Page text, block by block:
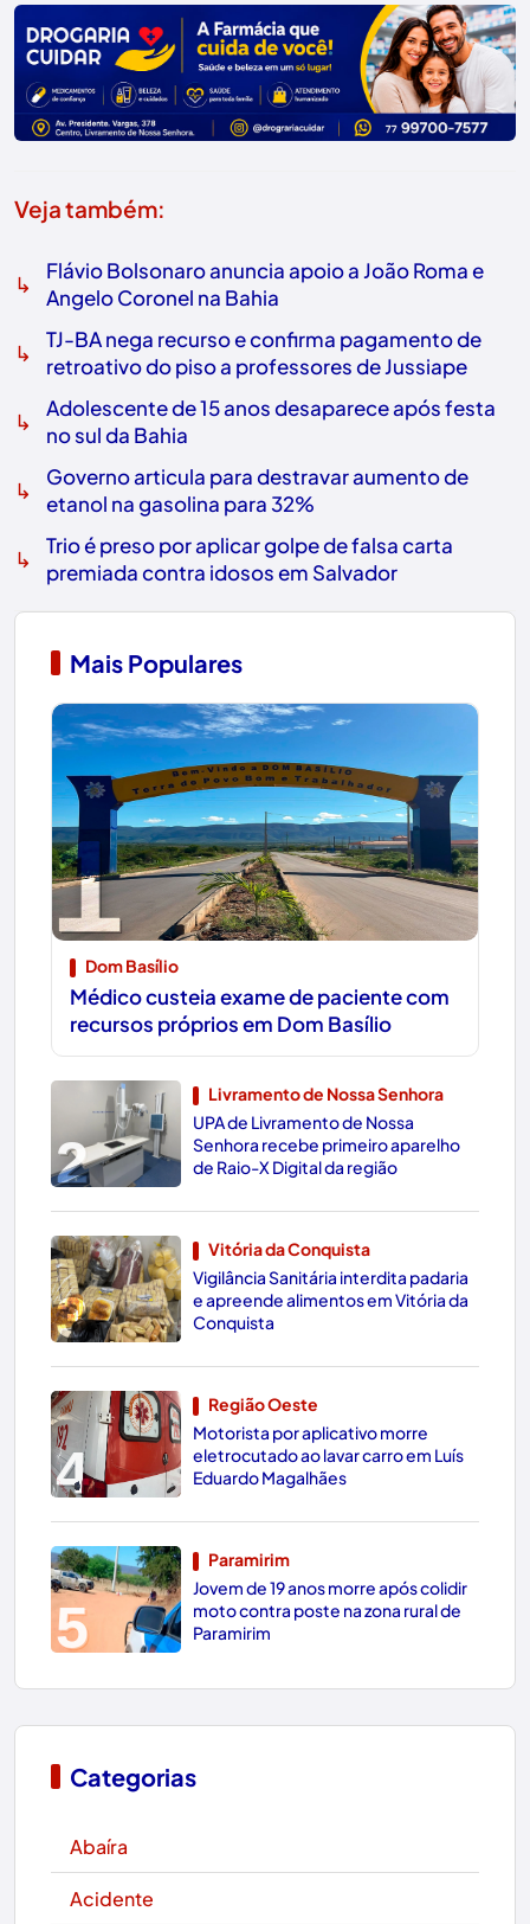
Veja também:
↳
Flávio Bolsonaro anuncia apoio a João Roma e
Angelo Coronel na Bahia
↳
TJ-BA nega recurso e confirma pagamento de
retroativo do piso a professores de Jussiape
↳
Adolescente de 15 anos desaparece após festa
no sul da Bahia
↳
Governo articula para destravar aumento de
etanol na gasolina para 32%
↳
Trio é preso por aplicar golpe de falsa carta
premiada contra idosos em Salvador
Mais Populares
1
Dom Basílio
Médico custeia exame de paciente com
recursos próprios em Dom Basílio
2
Livramento de Nossa Senhora
UPA de Livramento de Nossa
Senhora recebe primeiro aparelho
de Raio-X Digital da região
3
Vitória da Conquista
Vigilância Sanitária interdita padaria
e apreende alimentos em Vitória da
Conquista
4
Região Oeste
Motorista por aplicativo morre
eletrocutado ao lavar carro em Luís
Eduardo Magalhães
5
Paramirim
Jovem de 19 anos morre após colidir
moto contra poste na zona rural de
Paramirim
Categorias
Abaíra
Acidente